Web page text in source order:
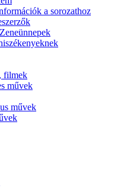
a sorozathoz
filmek
művek
művek